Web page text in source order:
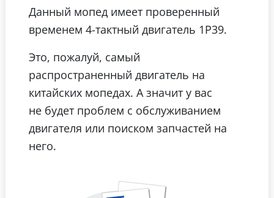
Данный мопед имеет проверенный
временем 4-тактный двигатель 1Р39.
Это, пожалуй, самый
распространенный двигатель на
китайских мопедах. А значит у вас
не будет проблем с обслуживанием
двигателя или поиском запчастей на
него.